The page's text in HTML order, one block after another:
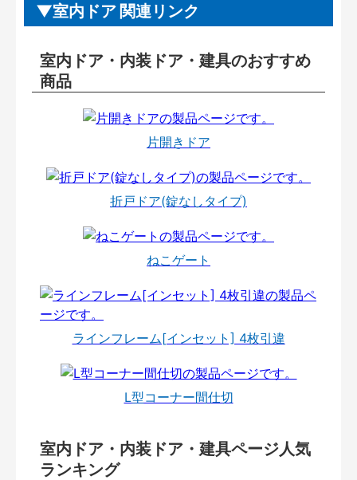
室内ドア 関連リンク
室内ドア・内装ドア・建具のおすすめ
商品
片開きドア
折戸ドア(錠なしタイプ)
ねこゲート
ラインフレーム[インセット] 4枚引違
L型コーナー間仕切
室内ドア・内装ドア・建具ページ人気
ランキング